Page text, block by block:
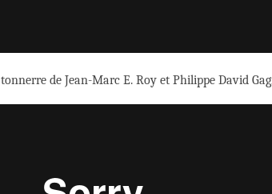
de Jean-Marc E. Roy et Philippe David